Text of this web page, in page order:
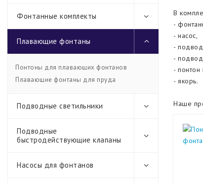
Фонтанные комплекты
Плавающие фонтаны
Понтоны для плавающих фонтанов
Плавающие фонтаны для пруда
Подводные светильники
Подводные
быстродействующие клапаны
Насосы для фонтанов
В
-
- насос,
-
-
- понтон
- якорь.
Наше